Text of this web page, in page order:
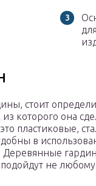
стоит
которого она
пластиковые,
в
Деревянные
не